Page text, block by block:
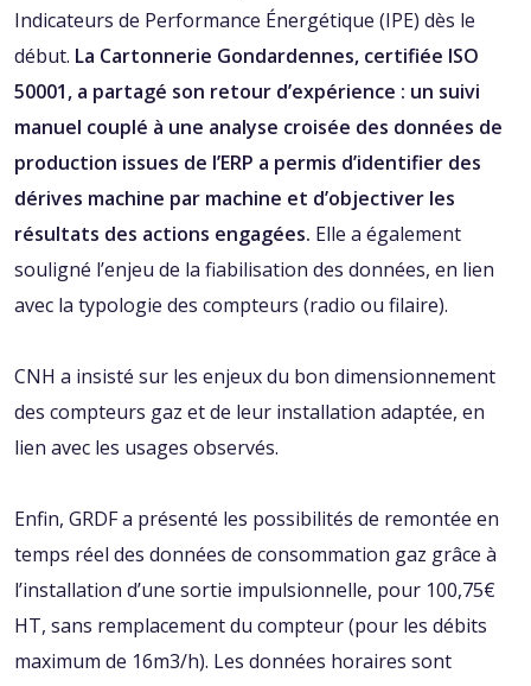
Indicateurs de Performance Énergétique (IPE) dès le
début. La Cartonnerie Gondardennes, certifiée ISO
50001, a partagé son retour d’expérience : un suivi
manuel couplé à une analyse croisée des données de
production issues de l’ERP a permis d’identifier des
dérives machine par machine et d’objectiver les
résultats des actions engagées. Elle a également
souligné l’enjeu de la fiabilisation des données, en lien
avec la typologie des compteurs (radio ou filaire).
CNH a insisté sur les enjeux du bon dimensionnement
des compteurs gaz et de leur installation adaptée, en
lien avec les usages observés.
Enfin, GRDF a présenté les possibilités de remontée en
temps réel des données de consommation gaz grâce à
l’installation d’une sortie impulsionnelle, pour 100,75€
HT, sans remplacement du compteur (pour les débits
maximum de 16m3/h). Les données horaires sont